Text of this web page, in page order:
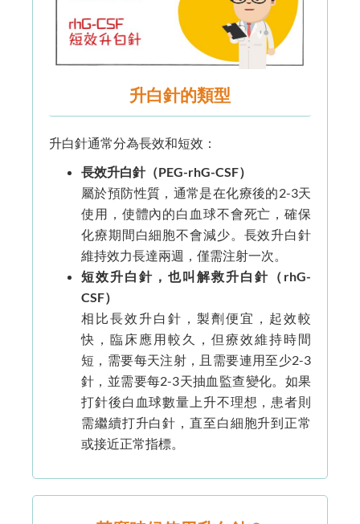
升白針的類型
升白針通常分為長效和短效：
長效升白針（PEG-rhG-CSF）
屬於預防性質，通常是在化療後的2-3天
使用，使體內的白血球不會死亡，確保
化療期間白細胞不會減少。長效升白針
維持效力長達兩週，僅需注射一次。
短效升白針，也叫解救升白針（rhG-
CSF）
相比長效升白針，製劑便宜，起效較
快，臨床應用較久，但療效維持時間
短，需要每天注射，且需要連用至少2-3
針，並需要每2-3天抽血監查變化。如果
打針後白血球數量上升不理想，患者則
需繼續打升白針，直至白細胞升到正常
或接近正常指標。